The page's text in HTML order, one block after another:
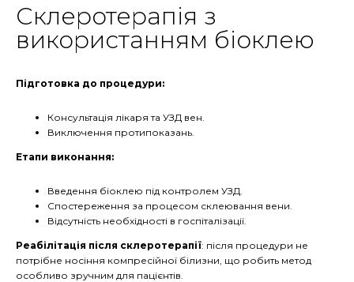
Склеротерапія з
використанням біоклею
Підготовка до процедури:
Консультація лікаря та УЗД вен.
Виключення протипоказань.
Етапи виконання:
Введення біоклею під контролем УЗД.
Спостереження за процесом склеювання вени.
Відсутність необхідності в госпіталізації.
Реабілітація після склеротерапії: після процедури не
потрібне носіння компресійної білизни, що робить метод
особливо зручним для пацієнтів.